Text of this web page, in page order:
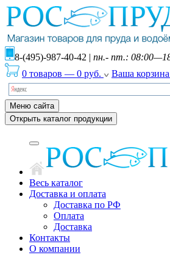
8-(495)-987-40-42 | пн.- пт.:
0 товаров — 0 руб. Ваша корзина
Меню сайта
Открыть каталог продукции
Весь каталог
Доставка и оплата
Доставка по РФ
Оплата
Доставка
Контакты
О компании